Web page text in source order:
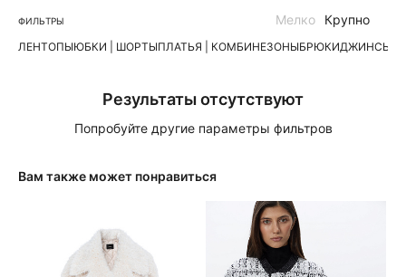
ФИЛЬТРЫ
ЛЕНТОПЫЮБКИ | ШОРТЫПЛАТЬЯ | КОМБИНЕЗОНЫБРЮКИДЖИНСЫ
Мелко Крупно
Результаты отсутствуют
Попробуйте другие параметры фильтров
Вам также может понравиться